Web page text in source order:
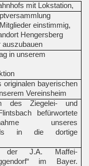
mit Lokstation,
einstimmig,
Hengersberg
auszubauen
in unserem
originalen bayerischen
Vereinsheim
des Ziegelei- und
befürwortete
unseres
in die dortige
der J.A. Maffei-
im Bayer.